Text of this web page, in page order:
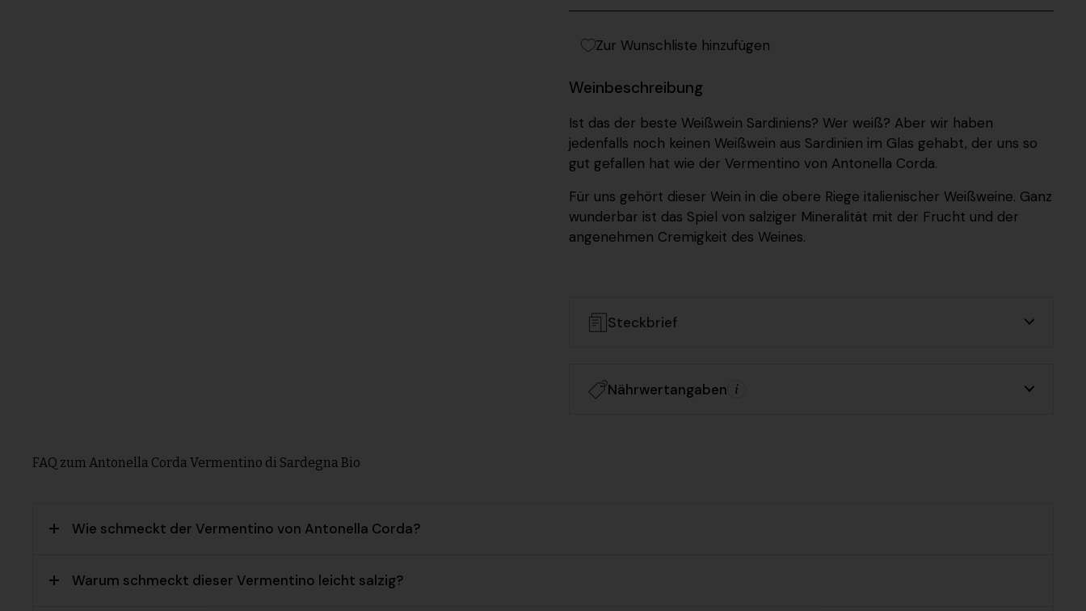
Zur Wunschliste hinzufügen
Weinbeschreibung
Ist das der beste Weißwein Sardiniens? Wer weiß? Aber wir haben
jedenfalls noch keinen Weißwein aus Sardinien im Glas gehabt, der uns so
gut gefallen hat wie der Vermentino von Antonella Corda.
Für uns gehört dieser Wein in die obere Riege italienischer Weißweine. Ganz
wunderbar ist das Spiel von salziger Mineralität mit der Frucht und der
angenehmen Cremigkeit des Weines.
Steckbrief
Nährwertangaben
FAQ zum Antonella Corda Vermentino di Sardegna Bio
Wie schmeckt der Vermentino von Antonella Corda?
Warum schmeckt dieser Vermentino leicht salzig?